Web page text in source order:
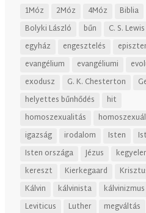
1Móz 2Móz 4Móz
Biblia
Bolyki László
bűn
C. S. Lewis
egyház
engesztelés
evangélium
evangéliumi
exodusz
G. K. Chesterton
helyettes bűnhődés
hit
homoszexualitás
igazság
irodalom Isten
Isten országa
Jézus
kereszt
Kierkegaard
Kálvin
kálvinista
kálvinizmus
Leviticus
Luther megváltás